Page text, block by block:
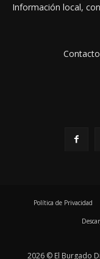
Información local,
Política de Privacidad
2026 © El Burgado